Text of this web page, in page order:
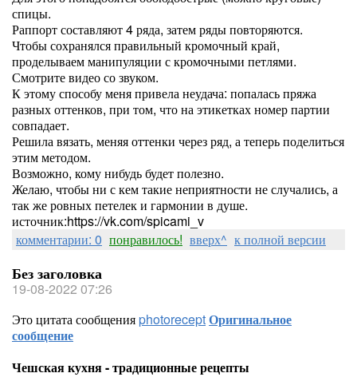
спицы.
Раппорт составляют 4 ряда, затем ряды повторяются.
Чтобы сохранялся правильный кромочный край,
проделываем манипуляции с кромочными петлями.
Смотрите видео со звуком.
К этому способу меня привела неудача: попалась пряжа
разных оттенков, при том, что на этикетках номер партии
совпадает.
Решила вязать, меняя оттенки через ряд, а теперь поделиться
этим методом.
Возможно, кому нибудь будет полезно.
Желаю, чтобы ни с кем такие неприятности не случались, а
так же ровных петелек и гармонии в душе.
источник:https://vk.com/spicami_v
комментарии: 0 понравилось! вверх^ к полной версии
Без заголовка
19-08-2022 07:26
Это цитата сообщенияphotoreceptОригинальное
сообщение
Чешская кухня - традиционные рецепты